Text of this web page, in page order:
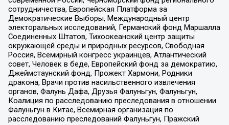
сотрудничества, Европейская Платформа за
Демократические Выборы, Международный центр
электоральных исследований, Германский фонд Маршалла
Соединенных Штатов, Тихоокеанский центр защиты
окружающей среды и природных ресурсов, Свободная
Россия, Всемирный конгресс украинцев, Атлантический
совет, Человек в беде, Европейский фонд за демократию,
Джеймстаунский фонд, Прожект Хармони, Родники
дракона, Врачи против насильственного извлечения
органов, Фалунь Дафа, Друзья Фалуньгун, Фалуньгун,
Коалиция по расследованию преследования в отношении
Фалуньгун в Китае, Всемирная организация по
расследованию преследований Фалуньгун, Пражский